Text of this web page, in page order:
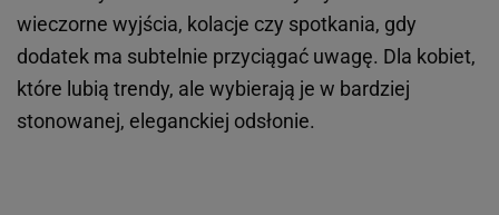
wieczorne wyjścia, kolacje czy spotkania, gdy
dodatek ma subtelnie przyciągać uwagę. Dla kobiet,
które lubią trendy, ale wybierają je w bardziej
stonowanej, eleganckiej odsłonie.